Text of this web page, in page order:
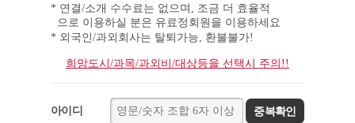
* 연결/소개 수수료는 없으며, 조금 더 효율적
으로 이용하실 분은 유료정회원을 이용하세요
* 외국인/과외회사는 탈퇴가능, 환불불가!
희망도시/과목/과외비/대상등을 선택시 주의!!
아이디 중복확인